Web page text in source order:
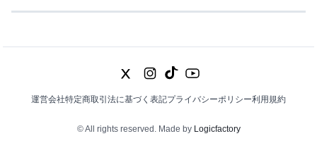
運営会社特定商取引法に基づく表記プライバシーポリシー利用規約
© All rights reserved. Made by Logicfactory